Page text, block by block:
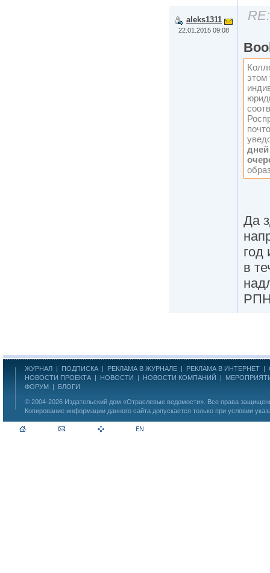
aleks1311
22.01.2015 09:08
этом
Да
год
в
ЖУРНАЛ | ПОДПИСКА | РЕКЛАМА В ЖУРНАЛЕ | РЕКЛАМА В ИНТЕРНЕТ |
НОВОСТИ ПРОЕКТА | НОВОСТИ | НОВОСТИ КОМПАНИЙ |
ФОРУМ | БЛОГИ
© 2004-2026 Издательский дом «Отраслевые ведомости» . Все права
Копирование информации данного сайта допускается только при условии